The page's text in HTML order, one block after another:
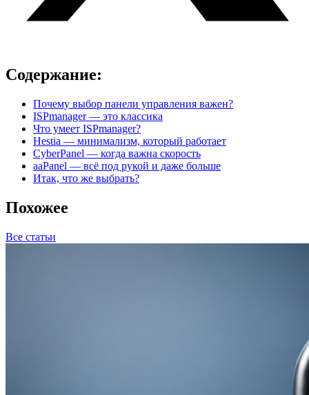
Содержание:
Почему выбор панели управления важен?
ISPmanager — это классика
Что умеет ISPmanager?
Hestia — минимализм, который работает
CyberPanel — когда важна скорость
aaPanel — всё под рукой и даже больше
Итак, что же выбрать?
Похожее
Все статьи